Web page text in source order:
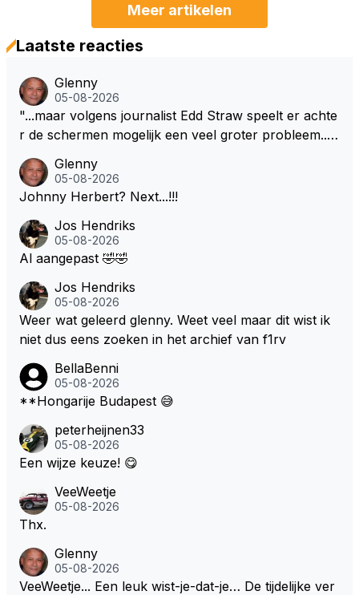
Meer artikelen
Laatste reacties
Glenny
05-08-2026
"...maar volgens journalist Edd Straw speelt er achte
r de schermen mogelijk een veel groter probleem..."
Glenny
05-08-2026
Johnny Herbert? Next...!!!
Jos Hendriks
05-08-2026
Al aangepast 🤣🤣
Jos Hendriks
05-08-2026
Weer wat geleerd glenny. Weet veel maar dit wist ik
niet dus eens zoeken in het archief van f1rv
BellaBenni
05-08-2026
**Hongarije Budapest 😅
peterheijnen33
05-08-2026
Een wijze keuze! 😋
VeeWeetje
05-08-2026
Thx.
Glenny
05-08-2026
VeeWeetje... Een leuk wist-je-dat-je… De tijdelijke ver